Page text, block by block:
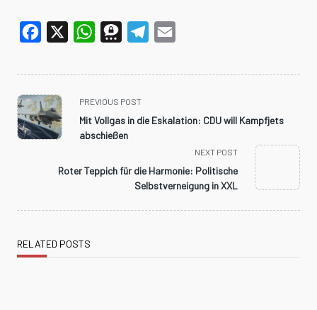
Facebook WhatsAppThreemaTelegram
<span
class="nav-
subtitle
PREVIOUS POST
Mit Vollgas in die Eskalation: CDU will Kampfjets
abschießen
NEXT POST
Roter Teppich für die Harmonie: Politische
Selbstverneigung in XXL
RELATED POSTS